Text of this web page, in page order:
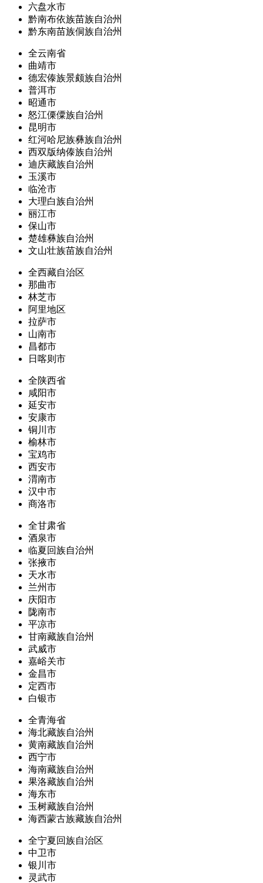
六盘水市
黔南布依族苗族自治州
黔东南苗族侗族自治州
全云南省
曲靖市
德宏傣族景颇族自治州
普洱市
昭通市
怒江傈僳族自治州
昆明市
红河哈尼族彝族自治州
西双版纳傣族自治州
迪庆藏族自治州
玉溪市
临沧市
大理白族自治州
丽江市
保山市
楚雄彝族自治州
文山壮族苗族自治州
全西藏自治区
那曲市
林芝市
阿里地区
拉萨市
山南市
昌都市
日喀则市
全陕西省
咸阳市
延安市
安康市
铜川市
榆林市
宝鸡市
西安市
渭南市
汉中市
商洛市
全甘肃省
酒泉市
临夏回族自治州
张掖市
天水市
兰州市
庆阳市
陇南市
平凉市
甘南藏族自治州
武威市
嘉峪关市
金昌市
定西市
白银市
全青海省
海北藏族自治州
黄南藏族自治州
西宁市
海南藏族自治州
果洛藏族自治州
海东市
玉树藏族自治州
海西蒙古族藏族自治州
全宁夏回族自治区
中卫市
银川市
灵武市